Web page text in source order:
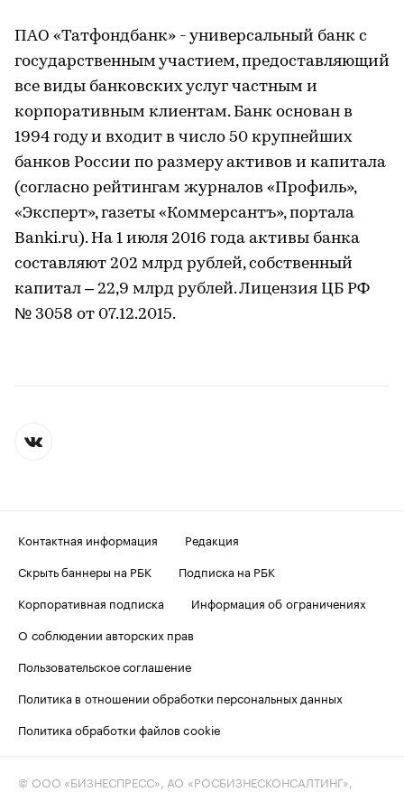
ПАО «Татфондбанк» - универсальный банк с
государственным участием, предоставляющий
все виды банковских услуг частным и
корпоративным клиентам. Банк основан в
1994 году и входит в число 50 крупнейших
банков России по размеру активов и капитала
(согласно рейтингам журналов «Профиль»,
«Эксперт», газеты «Коммерсантъ», портала
Banki.ru). На 1 июля 2016 года активы банка
составляют 202 млрд рублей, собственный
капитал – 22,9 млрд рублей. Лицензия ЦБ РФ
№ 3058 от 07.12.2015.
Контактная информация
Редакция
Скрыть баннеры на РБК
Подписка на РБК
Корпоративная подписка
Информация об ограничениях
О соблюдении авторских прав
Пользовательское соглашение
Политика в отношении обработки персональных данных
Политика обработки файлов cookie
© ООО «БИЗНЕСПРЕСС», АО «РОСБИЗНЕСКОНСАЛТИНГ»,